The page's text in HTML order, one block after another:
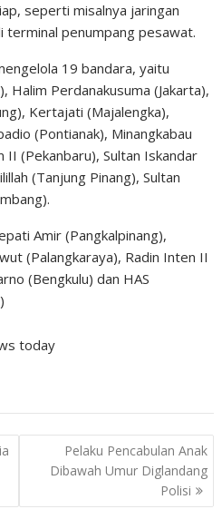
seperti misalnya jaringan
terminal penumpang pesawat.
19 bandara, yaitu
Halim Perdanakusuma (Jakarta),
Kertajati (Majalengka),
(Pontianak), Minangkabau
II (Pekanbaru), Sultan Iskandar
(Tanjung Pinang), Sultan
Amir (Pangkalpinang),
(Palangkaraya), Radin Inten II
(Bengkulu) dan HAS
today
Pelaku Pencabulan Anak
Dibawah Umur Diglandang
Polisi